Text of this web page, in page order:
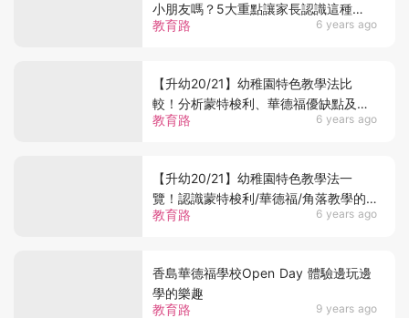
教育路 6 years ago
小朋友嗎？5大重點讓家長認識這種
「追求自由的教育」
教育路 6 years ago
【升幼20/21】幼稚園特色教學法比
較！分析蒙特梭利、華德福優缺點及適
合對象
教育路 6 years ago
【升幼20/21】幼稚園特色教學法一
覽！認識蒙特梭利/華德福/角落教學的
分別
教育路 9 years ago
香島華德福學校Open Day 體驗邊玩邊
學的樂趣